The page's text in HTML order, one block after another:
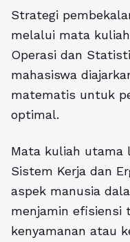
Strategi
melalui mata
Operasi dan
mahasiswa
matematis untuk
optimal.
Mata kuliah utama
Sistem Kerja dan
aspek manusia
menjamin efisiensi
kenyamanan atau